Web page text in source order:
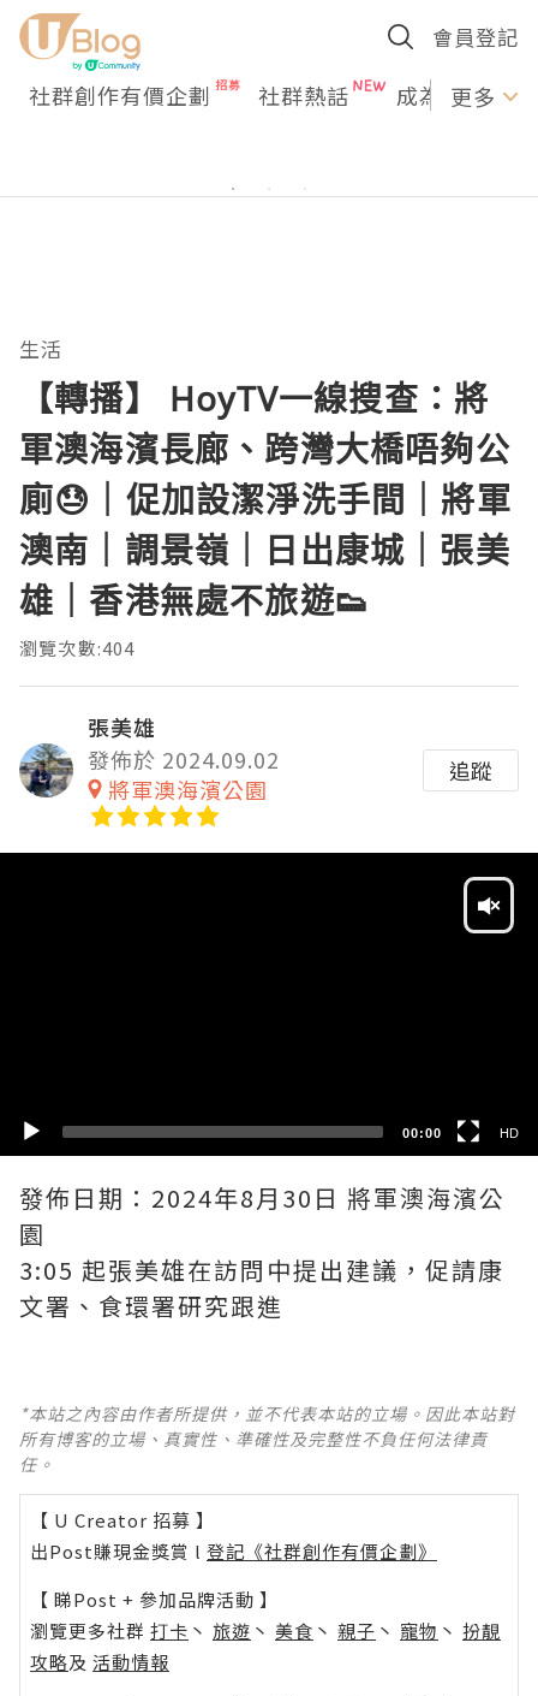
會員登記
社群創作有價企劃 社群熱話 成為U更多
生活
【轉播】 HoyTV一線搜查：將
軍澳海濱長廊、跨灣大橋唔夠公
廁😓｜促加設潔淨洗手間｜將軍
澳南｜調景嶺｜日出康城｜張美
雄｜香港無處不旅遊👟
瀏覽次數:404
張美雄
發佈於 2024.09.02
將軍澳海濱公園
追蹤
00:00 HD
發佈日期：2024年8月30日 將軍澳海濱公
園
3:05 起張美雄在訪問中提出建議，促請康
文署、食環署研究跟進
*本站之內容由作者所提供，並不代表本站的立場。因此本站對
所有博客的立場、真實性、準確性及完整性不負任何法律責
任。
【 U Creator 招募 】
出Post賺現金獎賞 l 登記《社群創作有價企劃》
【 睇Post + 參加品牌活動 】
瀏覽更多社群 打卡 丶 旅遊 丶 美食 丶 親子 丶 寵物 丶 扮靚
攻略及 活動情報